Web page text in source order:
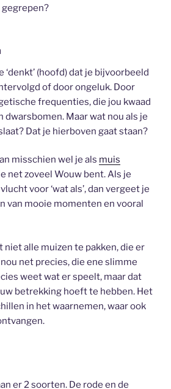
‘denkt’ (hoofd) dat je bijvoorbeeld
of door ongeluk. Door
frequenties, die jou kwaad
Maar wat nou als je
Dat je hierboven gaat staan?
misschien wel je als muis
net zoveel Wouw bent. Als je
voor ‘wat als’, dan vergeet je
van mooie momenten en vooral
niet alle muizen te pakken, die er
net precies, die ene slimme
weet wat er speelt, maar dat
betrekking hoeft te hebben. Het
in het waarnemen, waar ook
er 2 soorten. De rode en de